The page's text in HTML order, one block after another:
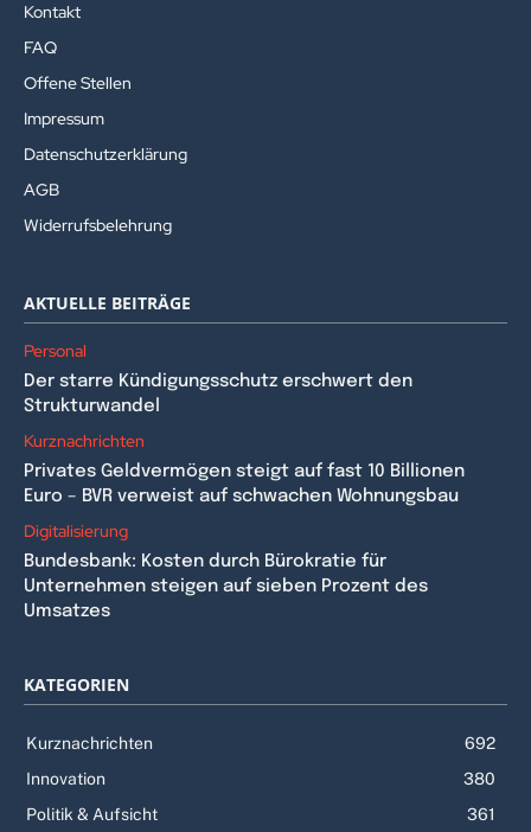
Kontakt
FAQ
Offene Stellen
Impressum
Datenschutzerklärung
AGB
Widerrufsbelehrung
AKTUELLE BEITRÄGE
Personal
Der starre Kündigungsschutz erschwert den
Strukturwandel
Kurznachrichten
Privates Geldvermögen steigt auf fast 10 Billionen
Euro – BVR verweist auf schwachen Wohnungsbau
Digitalisierung
Bundesbank: Kosten durch Bürokratie für
Unternehmen steigen auf sieben Prozent des
Umsatzes
KATEGORIEN
Kurznachrichten
692
Innovation
380
Politik & Aufsicht
361